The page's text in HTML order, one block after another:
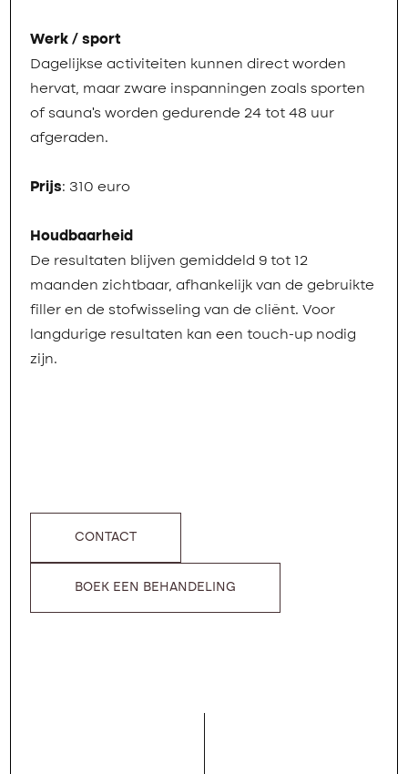
Werk / sport
Dagelijkse activiteiten kunnen direct worden
hervat, maar zware inspanningen zoals sporten
of sauna’s worden gedurende 24 tot 48 uur
afgeraden.
Prijs: 310 euro
Houdbaarheid
De resultaten blijven gemiddeld 9 tot 12
maanden zichtbaar, afhankelijk van de gebruikte
filler en de stofwisseling van de cliënt. Voor
langdurige resultaten kan een touch-up nodig
zijn.
CONTACT
BOEK EEN BEHANDELING